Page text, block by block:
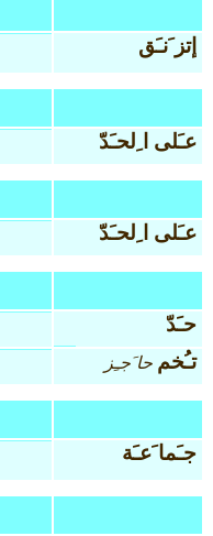
إتز َنـَق
عـَلى ا ِلحـَدّ
عـَلى ا ِلحـَدّ
حـَدّ
تـُخم حا َجـِز
جـَما َعـَة